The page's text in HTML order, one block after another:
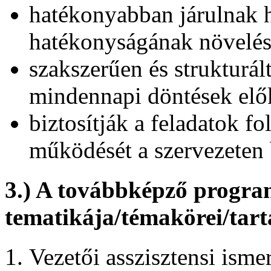
hatékonyabban járulnak
hatékonyságának
szakszerűen és
mindennapi döntések
biztosítják a feladatok
működését a
3.) A továbbképző
tematikája/témakörei/
Vezetői asszisztensi